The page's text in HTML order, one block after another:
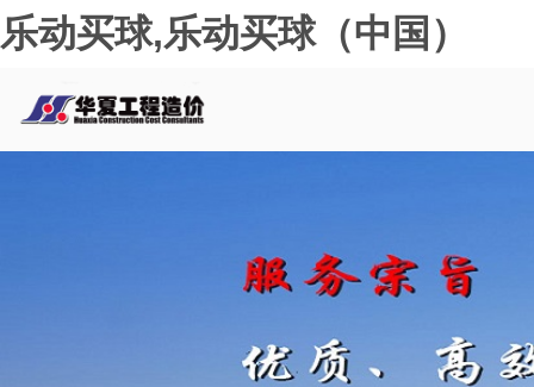
乐动买球,乐动买球（中国）